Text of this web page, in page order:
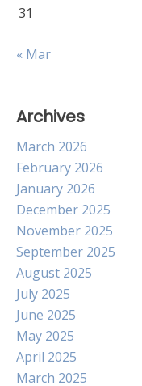
31
« Mar
Archives
March 2026
February 2026
January 2026
December 2025
November 2025
September 2025
August 2025
July 2025
June 2025
May 2025
April 2025
March 2025